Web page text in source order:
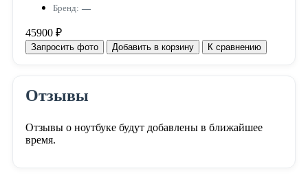
Бренд: —
45900 ₽
Запросить фото Добавить в корзину К сравнению
Отзывы
Отзывы о ноутбуке будут добавлены в ближайшее
время.